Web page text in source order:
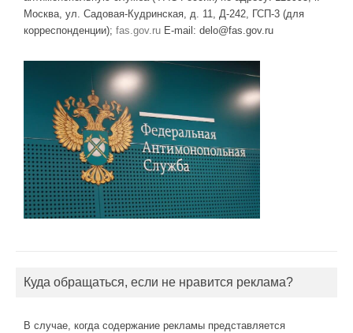
Москва, ул. Садовая-Кудринская, д. 11, Д-242, ГСП-3 (для
корреспонденции); fas.gov.ru E-mail: delo@fas.gov.ru
Куда обращаться, если не нравится реклама?
В случае, когда содержание рекламы представляется